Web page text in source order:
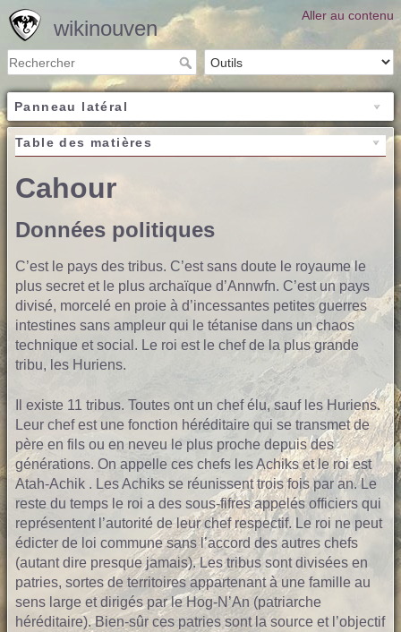
Aller au contenu
wikinouven
Panneau latéral
Table des matières
Cahour
Données politiques
C’est le pays des tribus. C’est sans doute le royaume le
plus secret et le plus archaïque d’Annwfn. C’est un pays
divisé, morcelé en proie à d’incessantes petites guerres
intestines sans ampleur qui le tétanise dans un chaos
technique et social. Le roi est le chef de la plus grande
tribu, les Huriens.
Il existe 11 tribus. Toutes ont un chef élu, sauf les Huriens.
Leur chef est une fonction héréditaire qui se transmet de
père en fils ou en neveu le plus proche depuis des
générations. On appelle ces chefs les Achiks et le roi est
Atah-Achik . Les Achiks se réunissent trois fois par an. Le
reste du temps le roi a des sous-fifres appelés officiers qui
représentent l’autorité de leur chef respectif. Le roi ne peut
édicter de loi commune sans l’accord des autres chefs
(autant dire presque jamais). Les tribus sont divisées en
patries, sortes de territoires appartenant à une famille au
sens large et dirigés par le Hog-N’An (patriarche
héréditaire). Bien-sûr ces patries sont la source et l’objectif